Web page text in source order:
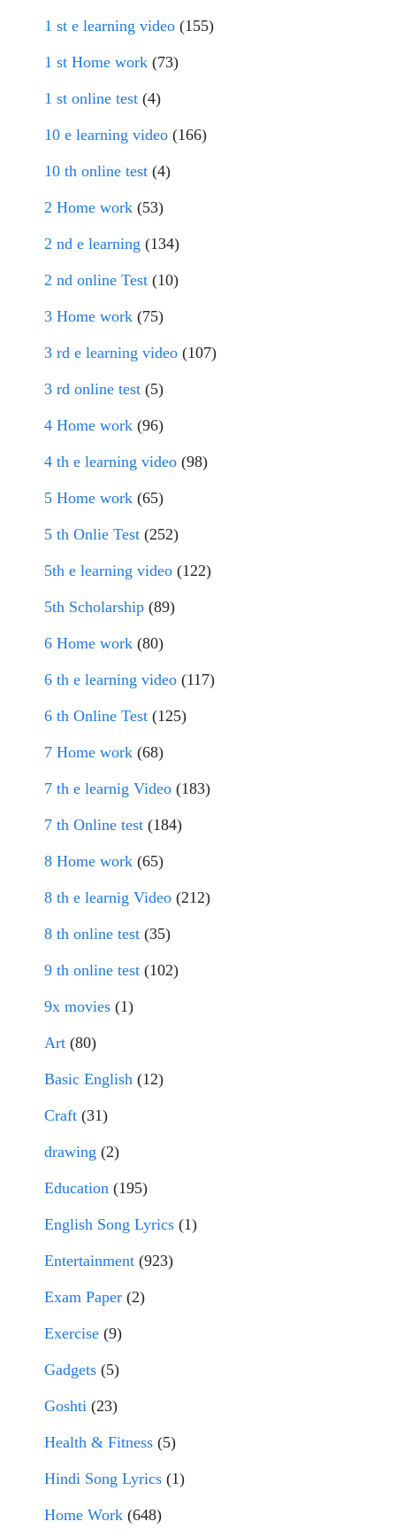
1 st e learning video (155)
1 st Home work (73)
1 st online test (4)
10 e learning video (166)
10 th online test (4)
2 Home work (53)
2 nd e learning (134)
2 nd online Test (10)
3 Home work (75)
3 rd e learning video (107)
3 rd online test (5)
4 Home work (96)
4 th e learning video (98)
5 Home work (65)
5 th Onlie Test (252)
5th e learning video (122)
5th Scholarship (89)
6 Home work (80)
6 th e learning video (117)
6 th Online Test (125)
7 Home work (68)
7 th e learnig Video (183)
7 th Online test (184)
8 Home work (65)
8 th e learnig Video (212)
8 th online test (35)
9 th online test (102)
9x movies (1)
Art (80)
Basic English (12)
Craft (31)
drawing (2)
Education (195)
English Song Lyrics (1)
Entertainment (923)
Exam Paper (2)
Exercise (9)
Gadgets (5)
Goshti (23)
Health & Fitness (5)
Hindi Song Lyrics (1)
Home Work (648)